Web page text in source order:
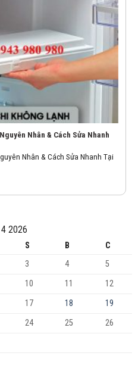
Nhân & Cách Sửa Nhanh
Nhân & Cách Sửa Nhanh Tại
2026
S B
C
3 4
5
10 11
12
17 18
19
24 25
26